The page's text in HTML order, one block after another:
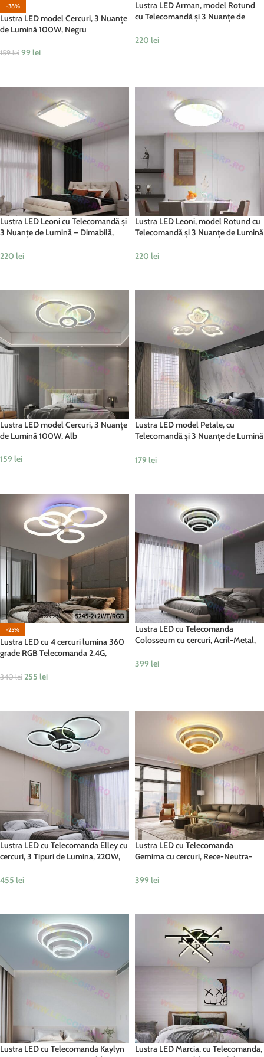
-38%
Lustra LED model Cercuri, 3 Nuanțe
de Lumină 100W, Negru
159lei 99 lei
Lustra LED Arman, model Rotund
cu Telecomandă și 3 Nuanțe de
220 lei
Lustra LED Leoni cu Telecomandă și
3 Nuanțe de Lumină – Dimabilă,
220 lei
Lustra LED Leoni, model Rotund cu
Telecomandă și 3 Nuanțe de Lumină
220 lei
Lustra LED model Cercuri, 3 Nuanțe
de Lumină 100W, Alb
159 lei
Lustra LED model Petale, cu
Telecomandă și 3 Nuanțe de Lumină
179 lei
-25%
Lustra LED cu 4 cercuri lumina 360
grade RGB Telecomanda 2.4G,
340lei 255 lei
Lustra LED cu Telecomanda
Colosseum cu cercuri, Acril-Metal,
399 lei
Lustra LED cu Telecomanda Elley cu
cercuri, 3 Tipuri de Lumina, 220W,
455 lei
Lustra LED cu Telecomanda
Gemima cu cercuri, Rece-Neutra-
399 lei
Lustra LED cu Telecomanda Kaylyn
Lustra LED Marcia, cu Telecomanda,